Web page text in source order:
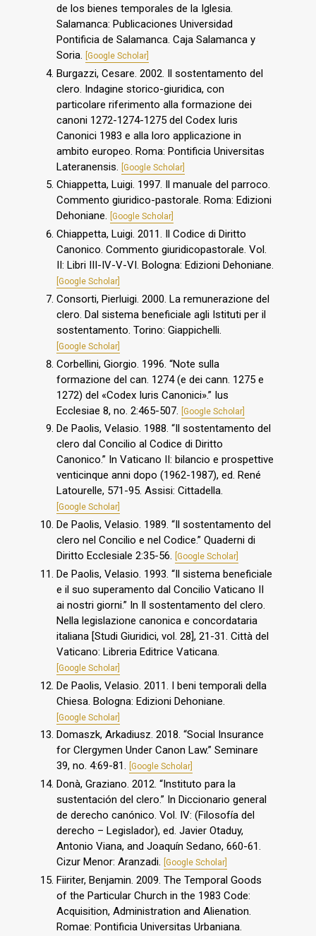
de los bienes temporales de la Iglesia.
Salamanca: Publicaciones Universidad
Pontificia de Salamanca. Caja Salamanca y
Soria. [Google Scholar]
Burgazzi, Cesare. 2002. Il sostentamento del
clero. Indagine storico-giuridica, con
particolare riferimento alla formazione dei
canoni 1272-1274-1275 del Codex Iuris
Canonici 1983 e alla loro applicazione in
ambito europeo. Roma: Pontificia Universitas
Lateranensis.
[Google Scholar]
Chiappetta, Luigi. 1997. Il manuale del parroco.
Commento giuridico-pastorale. Roma: Edizioni
Dehoniane. [Google Scholar]
Chiappetta, Luigi. 2011. Il Codice di Diritto
Canonico. Commento giuridicopastorale. Vol.
II: Libri III-IV-V-VI. Bologna: Edizioni Dehoniane.
[Google Scholar]
Consorti, Pierluigi. 2000. La remunerazione del
clero. Dal sistema beneficiale agli Istituti per il
sostentamento. Torino: Giappichelli.
[Google Scholar]
Corbellini, Giorgio. 1996. “Note sulla
formazione del can. 1274 (e dei cann. 1275 e
1272) del «Codex Iuris Canonici».” Ius
Ecclesiae 8, no. 2:465-507.
[Google Scholar]
De Paolis, Velasio. 1988. “Il sostentamento del
clero dal Concilio al Codice di Diritto
Canonico.” In Vaticano II: bilancio e prospettive
venticinque anni dopo (1962-1987), ed. René
Latourelle, 571-95. Assisi: Cittadella.
[Google Scholar]
De Paolis, Velasio. 1989. “Il sostentamento del
clero nel Concilio e nel Codice.” Quaderni di
Diritto Ecclesiale 2:35-56. [Google Scholar]
De Paolis, Velasio. 1993. “Il sistema beneficiale
e il suo superamento dal Concilio Vaticano II
ai nostri giorni.” In Il sostentamento del clero.
Nella legislazione canonica e concordataria
italiana [Studi Giuridici, vol. 28], 21-31. Città del
Vaticano: Libreria Editrice Vaticana.
[Google Scholar]
De Paolis, Velasio. 2011. I beni temporali della
Chiesa. Bologna: Edizioni Dehoniane.
[Google Scholar]
Domaszk, Arkadiusz. 2018. “Social Insurance
for Clergymen Under Canon Law.” Seminare
39, no. 4:69-81. [Google Scholar]
Donà, Graziano. 2012. “Instituto para la
sustentación del clero.” In Diccionario general
de derecho canónico. Vol. IV: (Filosofía del
derecho – Legislador), ed. Javier Otaduy,
Antonio Viana, and Joaquín Sedano, 660-61.
Cizur Menor: Aranzadi. [Google Scholar]
Fiiriter, Benjamin. 2009. The Temporal Goods
of the Particular Church in the 1983 Code:
Acquisition, Administration and Alienation.
Romae: Pontificia Universitas Urbaniana.